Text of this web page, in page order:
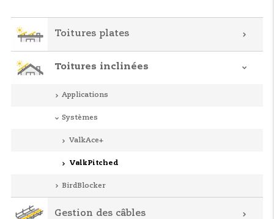
Toitures plates
Toitures inclinées
Applications
Systèmes
ValkAce+
ValkPitched
BirdBlocker
Gestion des câbles